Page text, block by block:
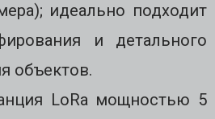
идеально подходит
и детального
объектов.
LoRa мощностью 5